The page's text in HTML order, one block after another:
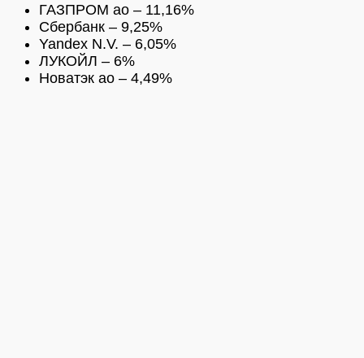
ГАЗПРОМ ао – 11,16%
Сбербанк – 9,25%
Yandex N.V. – 6,05%
ЛУКОЙЛ – 6%
Новатэк ао – 4,49%